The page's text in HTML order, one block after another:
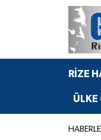
RİZE
ÜLKE
BÖLGEMİZ
Merkez
Merkez Hava
Merkez Trafik